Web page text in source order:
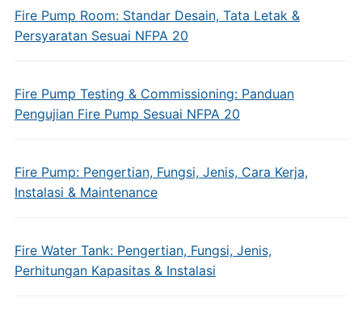
Fire Pump Room: Standar Desain, Tata Letak &
Persyaratan Sesuai NFPA 20
Fire Pump Testing & Commissioning: Panduan
Pengujian Fire Pump Sesuai NFPA 20
Fire Pump: Pengertian, Fungsi, Jenis, Cara Kerja,
Instalasi & Maintenance
Fire Water Tank: Pengertian, Fungsi, Jenis,
Perhitungan Kapasitas & Instalasi